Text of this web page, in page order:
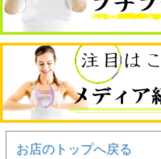
お店のトップへ戻る